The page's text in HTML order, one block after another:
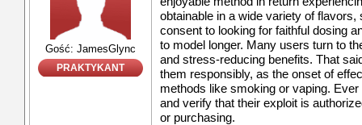
Gość: JamesGlync
PRAKTYKANT
obtainable in a wide variety of
consent to looking for faithful dosing
to model longer. Many users turn to
and stress-reducing benefits. That
them responsibly, as the onset of
methods like smoking or vaping.
and verify that their exploit is
or purchasing.